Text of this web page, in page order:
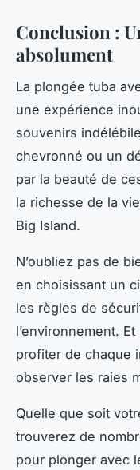
Conclusion :
absolument
La plongée tuba
une expérience
souvenirs
chevronné ou un
par la beauté de
la richesse de la
Big Island.
N’oubliez pas de
en choisissant un
les règles de
l’environnement.
profiter de chaque
observer les raies
Quelle que soit
trouverez de
pour plonger avec